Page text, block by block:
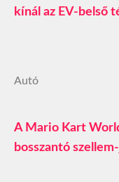
kínál az EV‑belső
Autó
A Mario Kart
bosszantó